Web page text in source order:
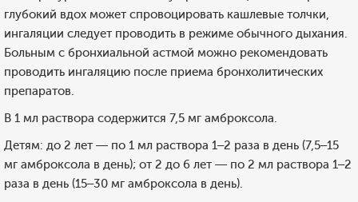
глубокий вдох может спровоцировать кашлевые толчки,
ингаляции следует проводить в режиме обычного дыхания.
Больным с бронхиальной астмой можно рекомендовать
проводить ингаляцию после приема бронхолитических
препаратов.
В 1 мл раствора содержится 7,5 мг амброксола.
Детям: до 2 лет — по 1 мл раствора 1–2 раза в день (7,5–15
мг амброксола в день); от 2 до 6 лет — по 2 мл раствора 1–2
раза в день (15–30 мг амброксола в день).